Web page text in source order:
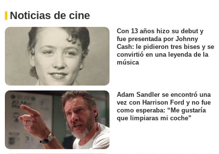
Noticias de cine
Con 13 años hizo su debut y
fue presentada por Johnny
Cash: le pidieron tres bises y se
convirtió en una leyenda de la
música
Adam Sandler se encontró una
vez con Harrison Ford y no fue
como esperaba: “Me gustaría
que limpiaras mi coche”